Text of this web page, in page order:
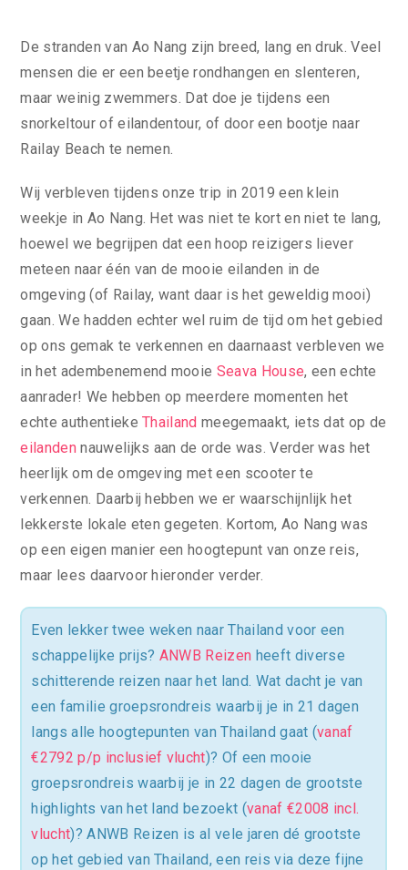
De stranden van Ao Nang zijn breed, lang en druk. Veel
mensen die er een beetje rondhangen en slenteren,
maar weinig zwemmers. Dat doe je tijdens een
snorkeltour of eilandentour, of door een bootje naar
Railay Beach te nemen.
Wij verbleven tijdens onze trip in 2019 een klein
weekje in Ao Nang. Het was niet te kort en niet te lang,
hoewel we begrijpen dat een hoop reizigers liever
meteen naar één van de mooie eilanden in de
omgeving (of Railay, want daar is het geweldig mooi)
gaan. We hadden echter wel ruim de tijd om het gebied
op ons gemak te verkennen en daarnaast verbleven we
in het adembenemend mooie Seava House, een echte
aanrader! We hebben op meerdere momenten het
echte authentiekeThailand meegemaakt, iets dat op de
eilandennauwelijks aan de orde was. Verder was het
heerlijk om de omgeving met een scooter te
verkennen. Daarbij hebben we er waarschijnlijk het
lekkerste lokale eten gegeten. Kortom, Ao Nang was
op een eigen manier een hoogtepunt van onze reis,
maar lees daarvoor hieronder verder.
Even lekker twee weken naar Thailand voor een
schappelijke prijs? ANWB Reizen heeft diverse
schitterende reizen naar het land. Wat dacht je van
een familie groepsrondreis waarbij je in 21 dagen
langs alle hoogtepunten van Thailand gaat (vanaf
€2792 p/p inclusief vlucht)? Of een mooie
groepsrondreis waarbij je in 22 dagen de grootste
highlights van het land bezoekt (vanaf €2008 incl.
vlucht)? ANWB Reizen is al vele jaren dé grootste
op het gebied van Thailand, een reis via deze fijne